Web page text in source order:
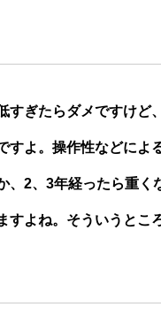
ぎたらダメですけど
すよ。操作性などによ
、2、3年経ったら重く
よね。そういうとこ